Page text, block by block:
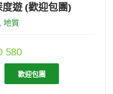
遊 (歡迎包團)
, 地質
580
歡迎包團